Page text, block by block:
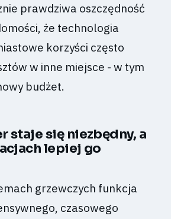
prawdziwa oszczędność
że technologia
korzyści często
w inne miejsce - w tym
budżet.
staje się niezbędny, a
lepiej go
grzewczych funkcja
czasowego